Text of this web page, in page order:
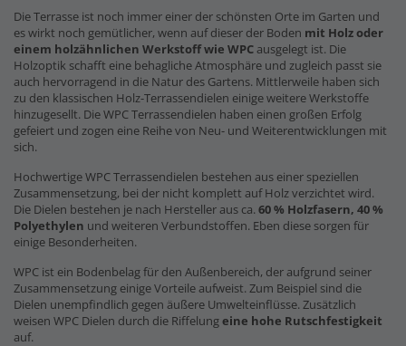
Die Terrasse ist noch immer einer der schönsten Orte im Garten und
es wirkt noch gemütlicher, wenn auf dieser der Boden mit Holz oder
einem holzähnlichen Werkstoff wie WPCausgelegt ist. Die
Holzoptik schafft eine behagliche Atmosphäre und zugleich passt sie
auch hervorragend in die Natur des Gartens. Mittlerweile haben sich
zu den klassischen Holz-Terrassendielen einige weitere Werkstoffe
hinzugesellt. Die WPC Terrassendielen haben einen großen Erfolg
gefeiert und zogen eine Reihe von Neu- und Weiterentwicklungen mit
sich.
Hochwertige WPC Terrassendielen bestehen aus einer speziellen
Zusammensetzung, bei der nicht komplett auf Holz verzichtet wird.
Die Dielen bestehen je nach Hersteller aus ca. 60 % Holzfasern, 40 %
Polyethylen und weiteren Verbundstoffen. Eben diese sorgen für
einige Besonderheiten.
WPC ist ein Bodenbelag für den Außenbereich, der aufgrund seiner
Zusammensetzung einige Vorteile aufweist. Zum Beispiel sind die
Dielen unempfindlich gegen äußere Umwelteinflüsse. Zusätzlich
weisen WPC Dielen durch die Riffelungeine hohe Rutschfestigkeit
auf.